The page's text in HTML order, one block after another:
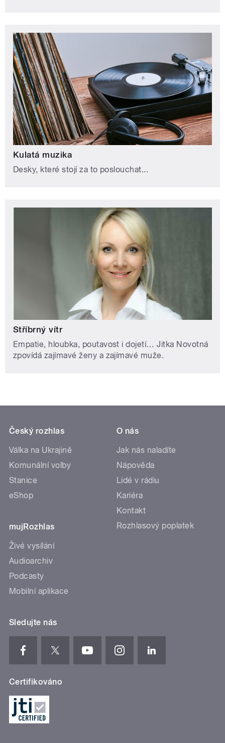
Kulatá muzika
Desky, které stojí za to poslouchat...
Stříbrný vítr
Empatie, hloubka, poutavost i dojetí… Jitka Novotná
zpovídá zajímavé ženy a zajímavé muže.
Český rozhlas
Válka na Ukrajině
Komunální volby
Stanice
eShop
mujRozhlas
Živé vysílání
Audioarchiv
Podcasty
Mobilní aplikace
O nás
Jak nás naladíte
Nápověda
Lidé v rádiu
Kariéra
Kontakt
Rozhlasový poplatek
Sledujte nás
Certifikováno